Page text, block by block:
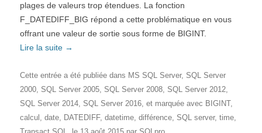
plages de valeurs trop étendues. La fonction
F_DATEDIFF_BIG répond a cette problématique en vous
offrant une valeur de sortie sous forme de BIGINT.
Lire la suite →
Cette entrée a été publiée dans MS SQL Server, SQL Server
2000, SQL Server 2005, SQL Server 2008, SQL Server 2012,
SQL Server 2014, SQL Server 2016, et marquée avec BIGINT,
calcul , date, DATEDIFF, datetime, différence, SQL server, time,